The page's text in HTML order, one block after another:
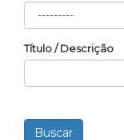
Título / Descrição